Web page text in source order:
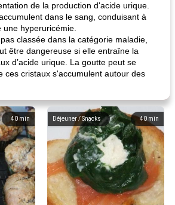
de la production d'acide urique.
dans le sang, conduisant à
hyperuricémie.
classée dans la catégorie maladie,
être dangereuse si elle entraîne la
d’acide urique. La goutte peut se
ces cristaux s'accumulent autour des
40 min 40 min
Déjeuner / Snacks